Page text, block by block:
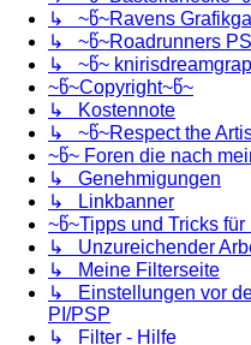
↳ ~წ~Ravens
↳ ~წ~Roadrunners
↳ ~წ~
~წ~Copyright~წ~
↳ Kostennote
↳ ~წ~Respect the
~წ~ Foren die nach
↳ Genehmigungen
↳ Linkbanner
~წ~Tipps und Tricks
↳ Unzureichender
↳ Meine Filterseite
↳ Einstellungen vor
PI/PSP
↳ Filter - Hilfe